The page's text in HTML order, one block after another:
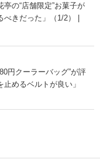
亭の“店舗限定”お菓子が
きだった」（1/2） |
円クーラーバッグ”が評
めるベルトが良い」